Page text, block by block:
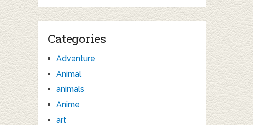
Categories
Adventure
Animal
animals
Anime
art